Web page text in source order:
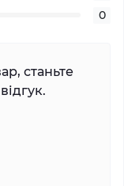
0
станьте